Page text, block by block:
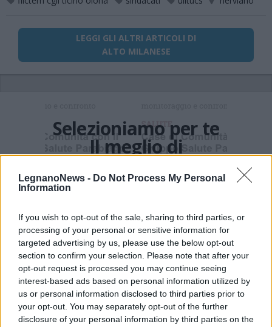
LegnanoNews - Do Not Process My Personal
Information
If you wish to opt-out of the sale, sharing to third parties, or
processing of your personal or sensitive information for
targeted advertising by us, please use the below opt-out
section to confirm your selection. Please note that after your
opt-out request is processed you may continue seeing
interest-based ads based on personal information utilized by
us or personal information disclosed to third parties prior to
your opt-out. You may separately opt-out of the further
disclosure of your personal information by third parties on the
LEGGI GLI ALTRI ARTICOLI DI
ALTO MILANESE
Selezioniamo per te
Il meglio di
Iscriviti alla
newsletter
Commenti
Accedio registratiper commentare questo
articolo.